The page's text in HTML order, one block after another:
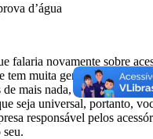
d’água
falaria novamente sobre
tem muita gente perguntando
mais nada, cada marca
seja universal, portanto,
responsável pelos